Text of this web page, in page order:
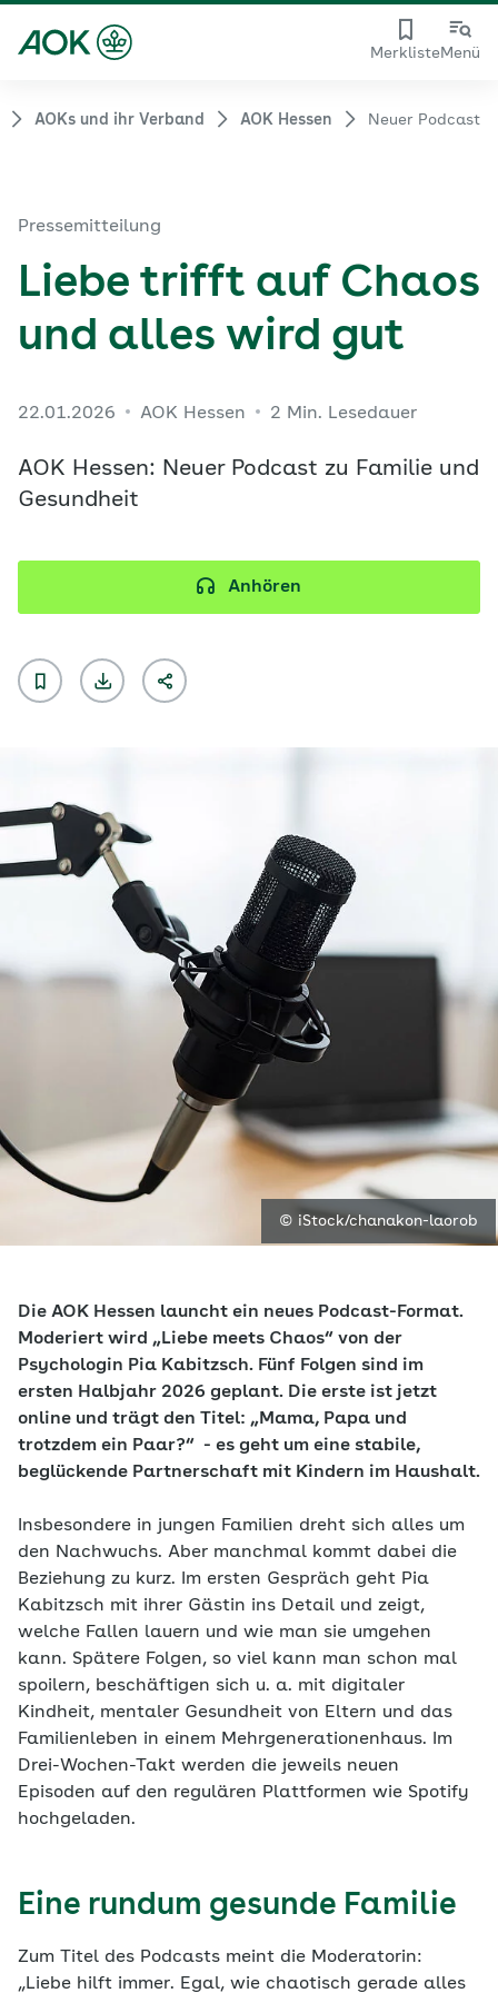
MerklisteMenü
AOKs und ihr Verband AOK Hessen Neuer Podcast
Pressemitteilung
Liebe trifft auf Chaos
und alles wird gut
22.01.2026 AOK Hessen 2 Min. Lesedauer
AOK Hessen: Neuer Podcast zu Familie und
Gesundheit
Anhören
© iStock/chanakon-laorob
Die AOK Hessen launcht ein neues Podcast-Format.
Moderiert wird „Liebe meets Chaos“ von der
Psychologin Pia Kabitzsch. Fünf Folgen sind im
ersten Halbjahr 2026 geplant. Die erste ist jetzt
online und trägt den Titel: „Mama, Papa und
trotzdem ein Paar?“ - es geht um eine stabile,
beglückende Partnerschaft mit Kindern im Haushalt.
Insbesondere in jungen Familien dreht sich alles um
den Nachwuchs. Aber manchmal kommt dabei die
Beziehung zu kurz. Im ersten Gespräch geht Pia
Kabitzsch mit ihrer Gästin ins Detail und zeigt,
welche Fallen lauern und wie man sie umgehen
kann. Spätere Folgen, so viel kann man schon mal
spoilern, beschäftigen sich u. a. mit digitaler
Kindheit, mentaler Gesundheit von Eltern und das
Familienleben in einem Mehrgenerationenhaus. Im
Drei-Wochen-Takt werden die jeweils neuen
Episoden auf den regulären Plattformen wie Spotify
hochgeladen.
Eine rundum gesunde Familie
Zum Titel des Podcasts meint die Moderatorin:
„Liebe hilft immer. Egal, wie chaotisch gerade alles